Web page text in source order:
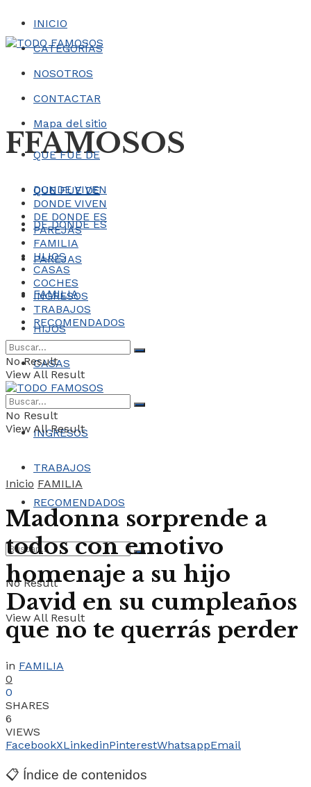
INICIO
CATEGORÍAS
NOSOTROS
CONTACTAR
Mapa del sitio
FFAMOSOS
QUE FUE DE
DONDE VIVEN
DE DONDE ES
PAREJAS
FAMILIA
HIJOS
CASAS
COCHES
INGRESOS
TRABAJOS
RECOMENDADOS
No Result
View All Result
QUE FUE DE
DONDE VIVEN
DE DONDE ES
PAREJAS
FAMILIA
HIJOS
CASAS
COCHES
INGRESOS
TRABAJOS
RECOMENDADOS
No Result
View All Result
No Result
View All Result
Inicio FAMILIA
Madonna sorprende a
todos con emotivo
homenaje a su hijo
David en su cumpleaños
que no te querrás perder
in FAMILIA
0
0
SHARES
6
VIEWS
FacebookXLinkedinPinterestWhatsappEmail
📋 Índice de contenidos